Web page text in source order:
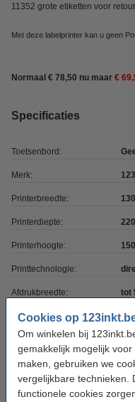
Cookies op
Om winkelen bij
gemakkelijk mogelijk voor
maken, gebruiken we
vergelijkbare technieken.
functionele cookies
11352 grote etiketten voor
Met deze labelprinter kan u geen
Normaal € 78,50 nu maar €
Specificaties
Toetsenbord:
Merk:
Printerbreedte:
Printerdiepte:
Printerhoogte:
Printtechnologie:
Afdrukbreedte: tot
Stand-alone: nee
Besturingssysteem:
Voeding:
Display: